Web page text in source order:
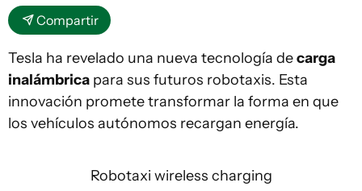
Compartir
Tesla ha revelado una nueva tecnología decarga
inalámbrica para sus futuros robotaxis. Esta
innovación promete transformar la forma en que
los vehículos autónomos recargan energía.
Robotaxi wireless charging